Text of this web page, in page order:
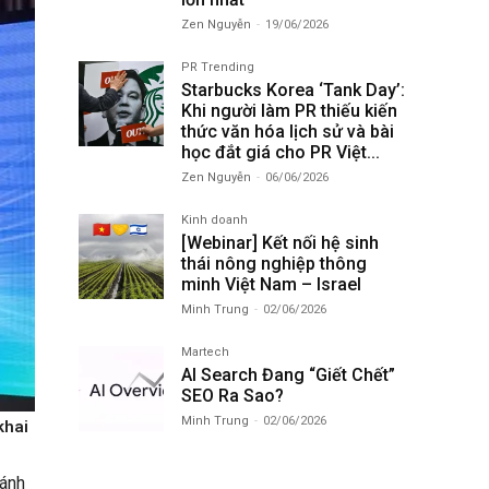
Zen Nguyễn - 19/06/2026
PR Trending
Starbucks Korea ‘Tank Day’:
Khi người làm PR thiếu kiến
thức văn hóa lịch sử và bài
học đắt giá cho PR Việt...
Zen Nguyễn - 06/06/2026
Kinh doanh
[Webinar] Kết nối hệ sinh
thái nông nghiệp thông
minh Việt Nam – Israel
Minh Trung - 02/06/2026
Martech
AI Search Đang “Giết Chết”
SEO Ra Sao?
Minh Trung - 02/06/2026